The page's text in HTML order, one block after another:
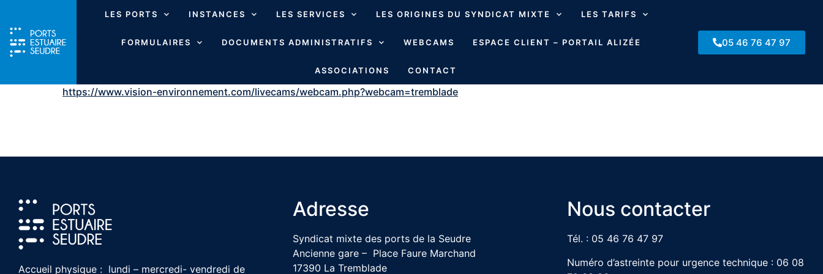
LES PORTS INSTANCES LES SERVICES LES ORIGINES DU SYNDICAT MIXTE LES TARIFS
FORMULAIRES DOCUMENTS ADMINISTRATIFS WEBCAMS ESPACE CLIENT – PORTAIL ALIZÉE
ASSOCIATIONS CONTACT
05 46 76 47 97
https://www.vision-environnement.com/livecams/webcam.php?webcam=tremblade
Accueil physique : lundi – mercredi- vendredi de
Adresse
Syndicat mixte des ports de la Seudre
Ancienne gare – Place Faure Marchand
17390 La Tremblade
Nous contacter
Tél. : 05 46 76 47 97
Numéro d’astreinte pour urgence technique : 06 08